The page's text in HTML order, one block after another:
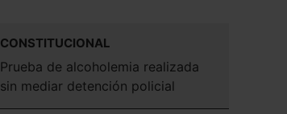
CONSTITUCIONAL
Prueba de alcoholemia realizada
sin mediar detención policial